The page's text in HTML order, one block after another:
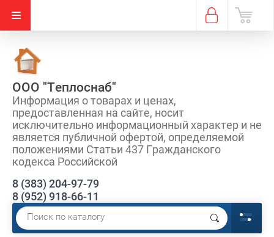
ООО "Теплоснаб"
Информация о товарах и ценах,
предоставленная на сайте, носит
исключительно информационный характер и не
является публичной офертой, определяемой
положениями Статьи 437 Гражданского
кодекса Российской
8 (383) 204-97-79
8 (952) 918-66-11